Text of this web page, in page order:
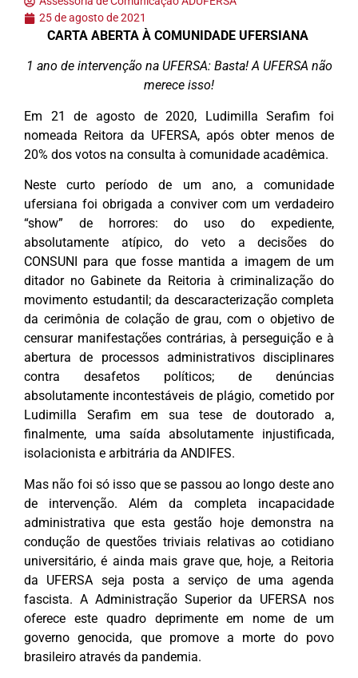
25 de agosto de 2021
CARTA ABERTA À COMUNIDADE UFERSIANA
1 ano de intervenção na UFERSA: Basta! A UFERSA não
merece isso!
Em 21 de agosto de 2020, Ludimilla Serafim foi
nomeada Reitora da UFERSA, após obter menos de
20% dos votos na consulta à comunidade acadêmica.
Neste curto período de um ano, a comunidade
ufersiana foi obrigada a conviver com um verdadeiro
“show” de horrores: do uso do expediente,
absolutamente atípico, do veto a decisões do
CONSUNI para que fosse mantida a imagem de um
ditador no Gabinete da Reitoria à criminalização do
movimento estudantil; da descaracterização completa
da cerimônia de colação de grau, com o objetivo de
censurar manifestações contrárias, à perseguição e à
abertura de processos administrativos disciplinares
contra desafetos políticos; de denúncias
absolutamente incontestáveis de plágio, cometido por
Ludimilla Serafim em sua tese de doutorado a,
finalmente, uma saída absolutamente injustificada,
isolacionista e arbitrária da ANDIFES.
Mas não foi só isso que se passou ao longo deste ano
de intervenção. Além da completa incapacidade
administrativa que esta gestão hoje demonstra na
condução de questões triviais relativas ao cotidiano
universitário, é ainda mais grave que, hoje, a Reitoria
da UFERSA seja posta a serviço de uma agenda
fascista. A Administração Superior da UFERSA nos
oferece este quadro deprimente em nome de um
governo genocida, que promove a morte do povo
brasileiro através da pandemia.